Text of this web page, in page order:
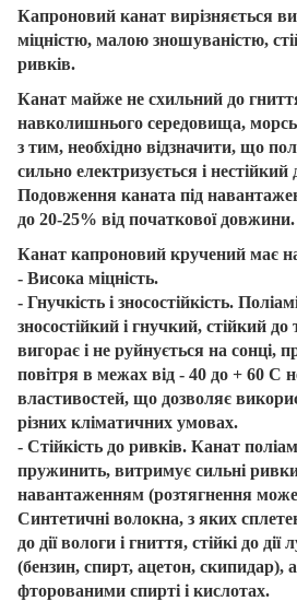
Капроновий канат вирізняється
міцністю, малою зношуваністю,
ривків.
Канат майже не схильний до
навколишнього середовища,
з тим, необхідно відзначити, що
сильно електризується і нестійкий
Подовження каната під
до 20-25% від початкової довжини.
Канат капроновий кручений має
- Висока міцність.
- Гнучкість і зносостійкість.
зносостійкий і гнучкий, стійкий
вигорає і не руйнується на сонці,
повітря в межах від - 40 до + 60 C
властивостей, що дозволяє
різних кліматичних умовах.
- Стійкість до ривків. Канат
пружинить, витримує сильні
навантаженням (розтягнення
Синтетичні волокна, з яких
до дії вологи і гниття, стійкі до дії
(бензин, спирт, ацетон, скипидар),
фторованими спирті і кислотах.